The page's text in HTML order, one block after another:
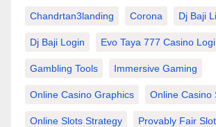
Chandrtan3landing Corona Dj Baji
Dj Baji Login Evo Taya 777 Casino
Gambling Tools Immersive Gaming
Online Casino Graphics Online Casino
Online Slots Strategy Provably Fair